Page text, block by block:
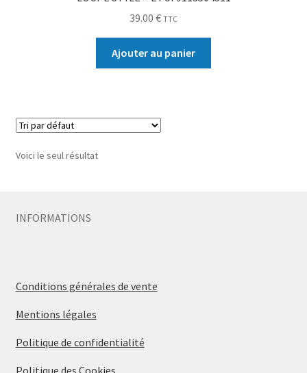
39.00 € TTC
Ajouter au panier
Voici le seul résultat
INFORMATIONS
Conditions générales de vente
Mentions légales
Politique de confidentialité